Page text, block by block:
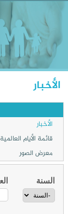
الأخبار
الأخبار
قائمة الأيام العالمية
معرض الصور
السنة
‏السنة ‏